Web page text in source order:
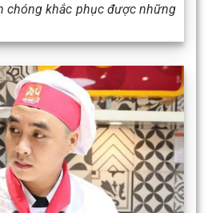
chóng khắc phục được những